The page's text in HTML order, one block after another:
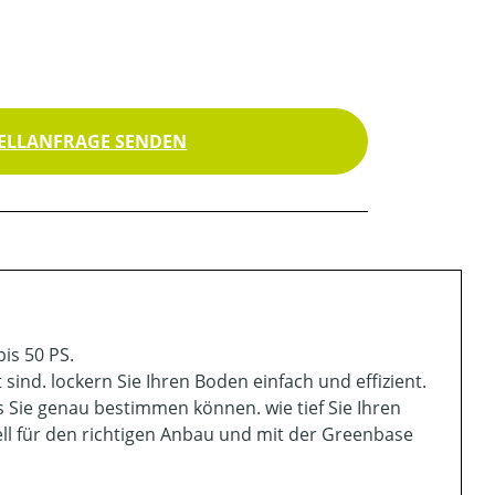
SENDEN
50 PS.
lockern Sie Ihren Boden einfach und effizient.
genau bestimmen können. wie tief Sie Ihren
für den richtigen Anbau und mit der Greenbase